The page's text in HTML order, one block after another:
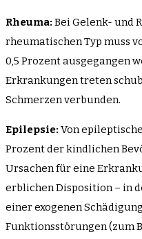
Rheuma: Bei Gelenk- und
rheumatischen Typ muss
0,5 Prozent ausgegangen
Erkrankungen treten
Schmerzen verbunden.
Epilepsie: Von
Prozent der kindlichen
Ursachen für eine
erblichen Disposition – in
einer exogenen
Funktionsstörungen (zum